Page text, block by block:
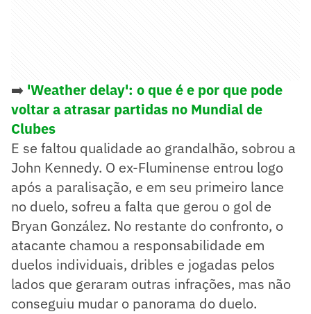
➡️ 'Weather delay': o que é e por que pode
voltar a atrasar partidas no Mundial de
Clubes
E se faltou qualidade ao grandalhão, sobrou a
John Kennedy. O ex-Fluminense entrou logo
após a paralisação, e em seu primeiro lance
no duelo, sofreu a falta que gerou o gol de
Bryan González. No restante do confronto, o
atacante chamou a responsabilidade em
duelos individuais, dribles e jogadas pelos
lados que geraram outras infrações, mas não
conseguiu mudar o panorama do duelo.